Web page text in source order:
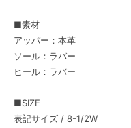
■素材
アッパー：本革
ソール：ラバー
ヒール：ラバー
■SIZE
表記サイズ / 8-1/2W